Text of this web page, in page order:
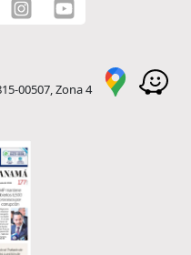
00507, Zona 4